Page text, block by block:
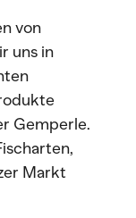
von
uns in
Gemperle.
Markt